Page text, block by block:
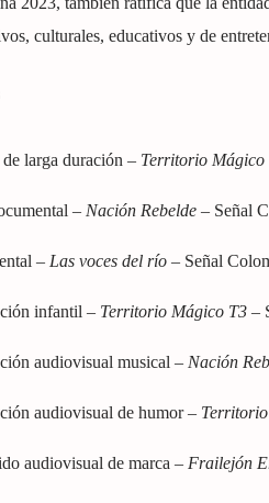
culturales, educativos y de
larga duración – Territorio Mágico
– Nación Rebelde– Señal
– Las voces del río– Señal
infantil – Territorio Mágico T3–
audiovisual musical – Nación
audiovisual de humor –
audiovisual de marca – Frailejón